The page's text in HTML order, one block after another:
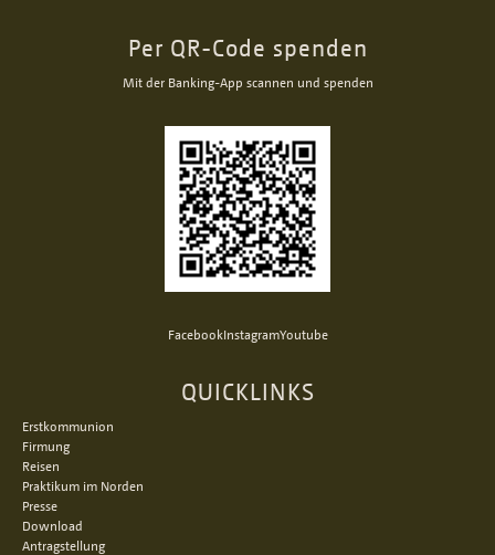
Per QR-Code spenden
Mit der Banking-App scannen und spenden
FacebookInstagramYoutube
QUICKLINKS
Erstkommunion
Firmung
Reisen
Praktikum im Norden
Presse
Download
Antragstellung